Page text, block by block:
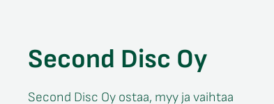
Second Disc Oy
Second Disc Oy ostaa, myy ja vaihtaa